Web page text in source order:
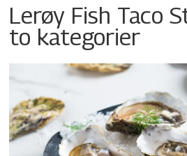
Lerøy Fish Taco
to kategorier